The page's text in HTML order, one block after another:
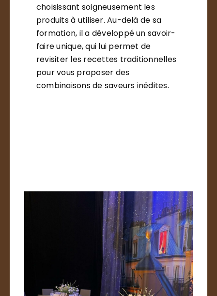
choisissant soigneusement les
produits à utiliser. Au-delà de sa
formation, il a développé un savoir-
faire unique, qui lui permet de
revisiter les recettes traditionnelles
pour vous proposer des
combinaisons de saveurs inédites.